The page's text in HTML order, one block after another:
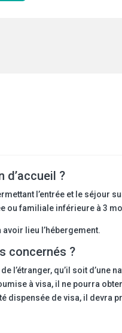
d’accueil ?
l’entrée et le séjour
ou familiale inférieure à 3
lieu l’hébergement.
concernés ?
l’étranger, qu’il soit
à visa, il ne pourra
dispensée de visa, il devra